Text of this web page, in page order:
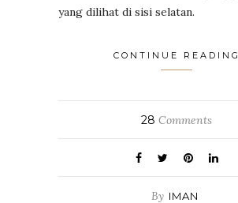
yang dilihat di sisi selatan.
CONTINUE READING
28 Comments
By IMAN